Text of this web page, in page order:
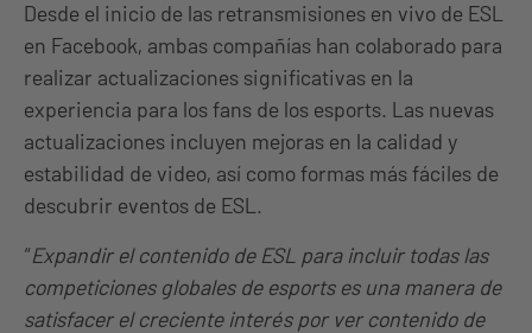
Desde el inicio de las retransmisiones en vivo de ESL
en Facebook, ambas compañías han colaborado para
realizar actualizaciones significativas en la
experiencia para los fans de los esports. Las nuevas
actualizaciones incluyen mejoras en la calidad y
estabilidad de video, así como formas más fáciles de
descubrir eventos de ESL.
“Expandir el contenido de ESL para incluir todas las
competiciones globales de esports es una manera de
satisfacer el creciente interés por ver contenido de